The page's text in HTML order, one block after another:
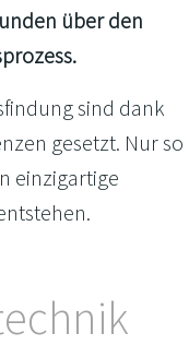
über den
sind dank
gesetzt. Nur so
einzigartige